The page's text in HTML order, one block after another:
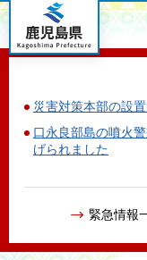
鹿児島県
災害対策本部の設
口永良部島の噴火
げられました
緊急情報